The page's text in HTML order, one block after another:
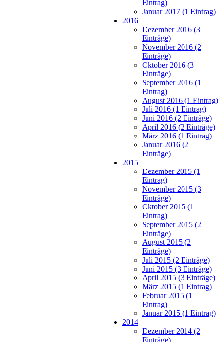
Eintrag)
Januar 2017 (1 Eintrag)
2016
Dezember 2016 (3
Einträge)
November 2016 (2
Einträge)
Oktober 2016 (3
Einträge)
September 2016 (1
Eintrag)
August 2016 (1 Eintrag)
Juli 2016 (1 Eintrag)
Juni 2016 (2 Einträge)
April 2016 (2 Einträge)
März 2016 (1 Eintrag)
Januar 2016 (2
Einträge)
2015
Dezember 2015 (1
Eintrag)
November 2015 (3
Einträge)
Oktober 2015 (1
Eintrag)
September 2015 (2
Einträge)
August 2015 (2
Einträge)
Juli 2015 (2 Einträge)
Juni 2015 (3 Einträge)
April 2015 (3 Einträge)
März 2015 (1 Eintrag)
Februar 2015 (1
Eintrag)
Januar 2015 (1 Eintrag)
2014
Dezember 2014 (2
Einträge)